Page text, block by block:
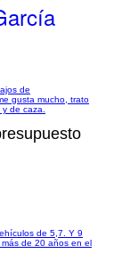
de
gusta mucho, trato
de caza.
de 5,7. Y 9
de 20 años en el